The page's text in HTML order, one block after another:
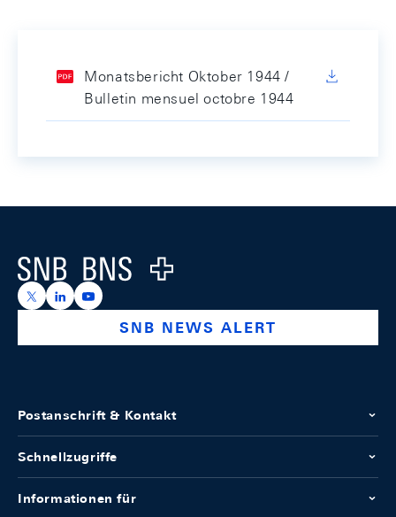
Monatsbericht Oktober 1944 /
Bulletin mensuel octobre 1944
Logo
https://x.com/snb_bns
https://ch.linkedin.com/company/swiss-national-
https://www.youtube.com/@swissnationalbank
SNB NEWS ALERT
Postanschrift & Kontakt
Schnellzugriffe
Informationen für